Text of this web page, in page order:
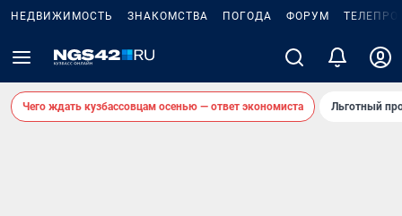
НЕДВИЖИМОСТЬ ЗНАКОМСТВА ПОГОДА ФОРУМ
Чего ждать кузбассовцам осенью — ответ экономиста Льготный